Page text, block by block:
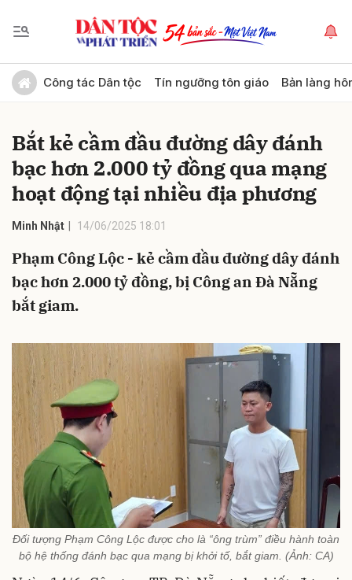
Công tác Dân tộc Tín ngưỡng tôn giáo Bản làng
Bắt kẻ cầm đầu đường dây đánh
bạc hơn 2.000 tỷ đồng qua mạng
hoạt động tại nhiều địa phương
Minh Nhật 14/06/2025 18:01
Phạm Công Lộc - kẻ cầm đầu đường dây đánh
bạc hơn 2.000 tỷ đồng, bị Công an Đà Nẵng
bắt giam.
Đối tượng Phạm Công Lộc được cho là “ông trùm” điều hành toàn
bộ hệ thống đánh bạc qua mạng bị khởi tố, bắt giam. (Ảnh: CA)
Gửi bình luận